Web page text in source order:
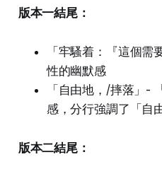
版本一結尾：
「牢騷着：『這個
性的幽默感
「自由地，/摔落」-
感，分行強調了「自由
版本二結尾：